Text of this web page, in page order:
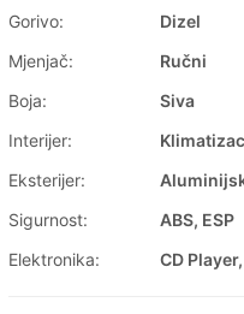
Gorivo:
Dizel
Mjenjač:
Ručni
Boja:
Siva
Interijer:
Eksterijer:
Sigurnost:
ABS, ESP
Elektronika:
CD